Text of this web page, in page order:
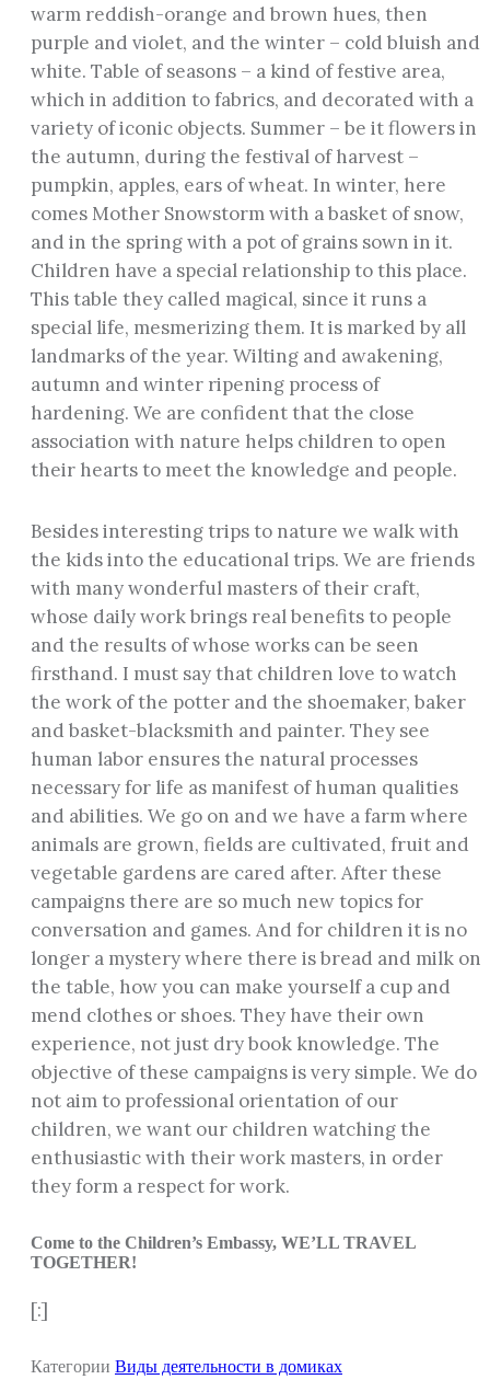
warm reddish-orange and brown hues, then
purple and violet, and the winter – cold bluish and
white. Table of seasons – a kind of festive area,
which in addition to fabrics, and decorated with a
variety of iconic objects. Summer – be it flowers in
the autumn, during the festival of harvest –
pumpkin, apples, ears of wheat. In winter, here
comes Mother Snowstorm with a basket of snow,
and in the spring with a pot of grains sown in it.
Children have a special relationship to this place.
This table they called magical, since it runs a
special life, mesmerizing them. It is marked by all
landmarks of the year. Wilting and awakening,
autumn and winter ripening process of
hardening. We are confident that the close
association with nature helps children to open
their hearts to meet the knowledge and people.
Besides interesting trips to nature we walk with
the kids into the educational trips. We are friends
with many wonderful masters of their craft,
whose daily work brings real benefits to people
and the results of whose works can be seen
firsthand. I must say that children love to watch
the work of the potter and the shoemaker, baker
and basket-blacksmith and painter. They see
human labor ensures the natural processes
necessary for life as manifest of human qualities
and abilities. We go on and we have a farm where
animals are grown, fields are cultivated, fruit and
vegetable gardens are cared after. After these
campaigns there are so much new topics for
conversation and games. And for children it is no
longer a mystery where there is bread and milk on
the table, how you can make yourself a cup and
mend clothes or shoes. They have their own
experience, not just dry book knowledge. The
objective of these campaigns is very simple. We do
not aim to professional orientation of our
children, we want our children watching the
enthusiastic with their work masters, in order
they form a respect for work.
Come to the Children’s Embassy, WE’LL TRAVEL
TOGETHER!
[:]
Категории Виды деятельности в домиках